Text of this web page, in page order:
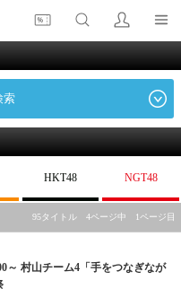
索
HKT48 NGT48
95タイトル 4ページ中 1ページ目
～ 村山チーム4「手をつなぎなが